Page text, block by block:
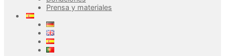
Prensa y materiales